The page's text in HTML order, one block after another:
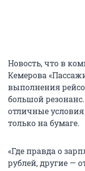
Новость, что в
Кемерова
выполнения
большой
отличные условия
только на бумаге.
«Где правда о
рублей, другие —